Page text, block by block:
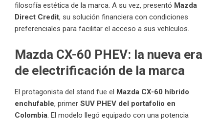
filosofía estética de la marca. A su vez, presentó Mazda
Direct Credit, su solución financiera con condiciones
preferenciales para facilitar el acceso a sus vehículos.
Mazda CX-60 PHEV: la nueva era
de electrificación de la marca
El protagonista del stand fue el Mazda CX-60 híbrido
enchufable, primer SUV PHEV del portafolio en
Colombia. El modelo llegó equipado con una potencia